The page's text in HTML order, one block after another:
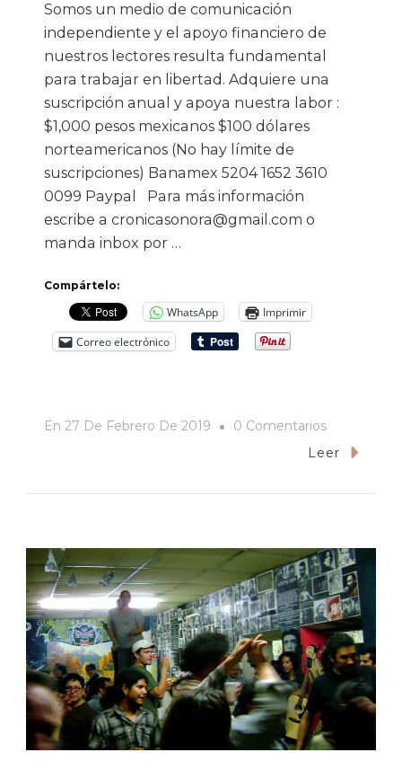
Somos un medio de comunicación
independiente y el apoyo financiero de
nuestros lectores resulta fundamental
para trabajar en libertad. Adquiere una
suscripción anual y apoya nuestra labor :
$1,000 pesos mexicanos $100 dólares
norteamericanos (No hay límite de
suscripciones) Banamex 5204 1652 3610
0099 Paypal Para más información
escribe a cronicasonora@gmail.com o
manda inbox por …
Compártelo:
WhatsApp
Imprimir
Correo electrónico
En 27 De Febrero De 2019 0 ComentariosEn
«¿Cómo
De
Aquel
Lugar?».
Entrevista
A
Nelli
Traductora
Leer